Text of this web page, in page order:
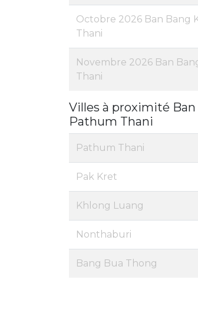
Octobre 2026 Ban Bang
Thani
Novembre 2026 Ban
Thani
Villes à proximité
Pathum Thani
Pathum Thani
Pak Kret
Khlong Luang
Nonthaburi
Bang Bua Thong